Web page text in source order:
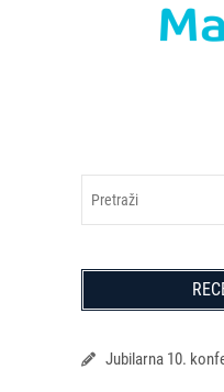
Jubilarna 10.